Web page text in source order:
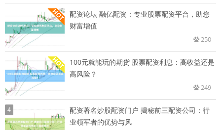
配资论坛 融亿配资：专业股票配资平台，助您
财富增值
250
100元就能玩的期货 股票配资利息：高收益还是
高风险？
249
4
配资著名炒股配资门户 揭秘前三配资公司：行
业领军者的优势与风